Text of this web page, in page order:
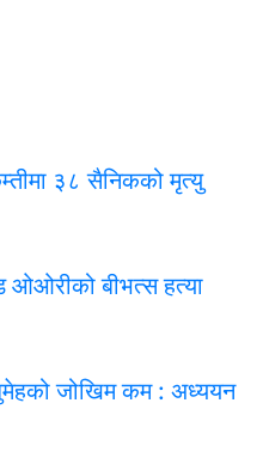
३८ सैनिकको मृत्यु
ओओरीको बीभत्स हत्या
जोखिम कम : अध्ययन